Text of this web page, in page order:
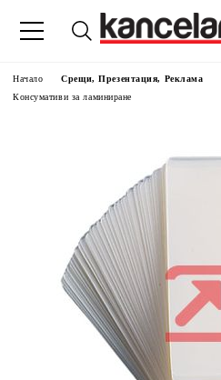
Начало Срещи, Презентация, Реклама
Консумативи за ламиниране